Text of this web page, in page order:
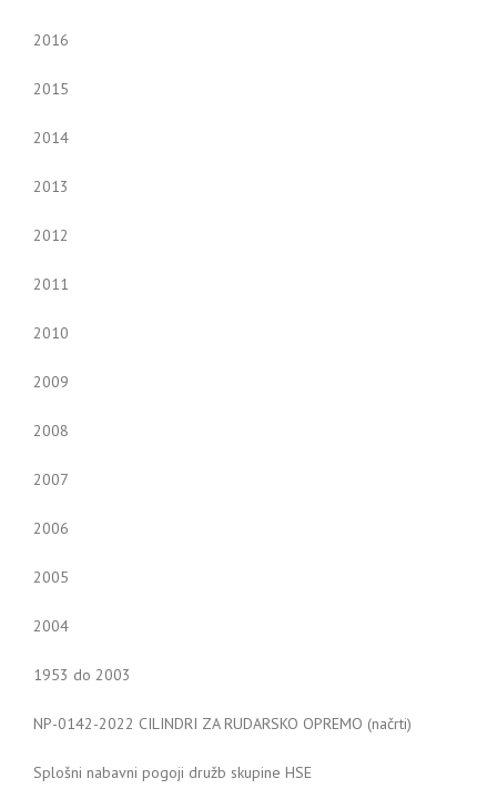
2016
2015
2014
2013
2012
2011
2010
2009
2008
2007
2006
2005
2004
1953 do 2003
NP-0142-2022 CILINDRI ZA RUDARSKO OPREMO (načrti)
Splošni nabavni pogoji družb skupine HSE